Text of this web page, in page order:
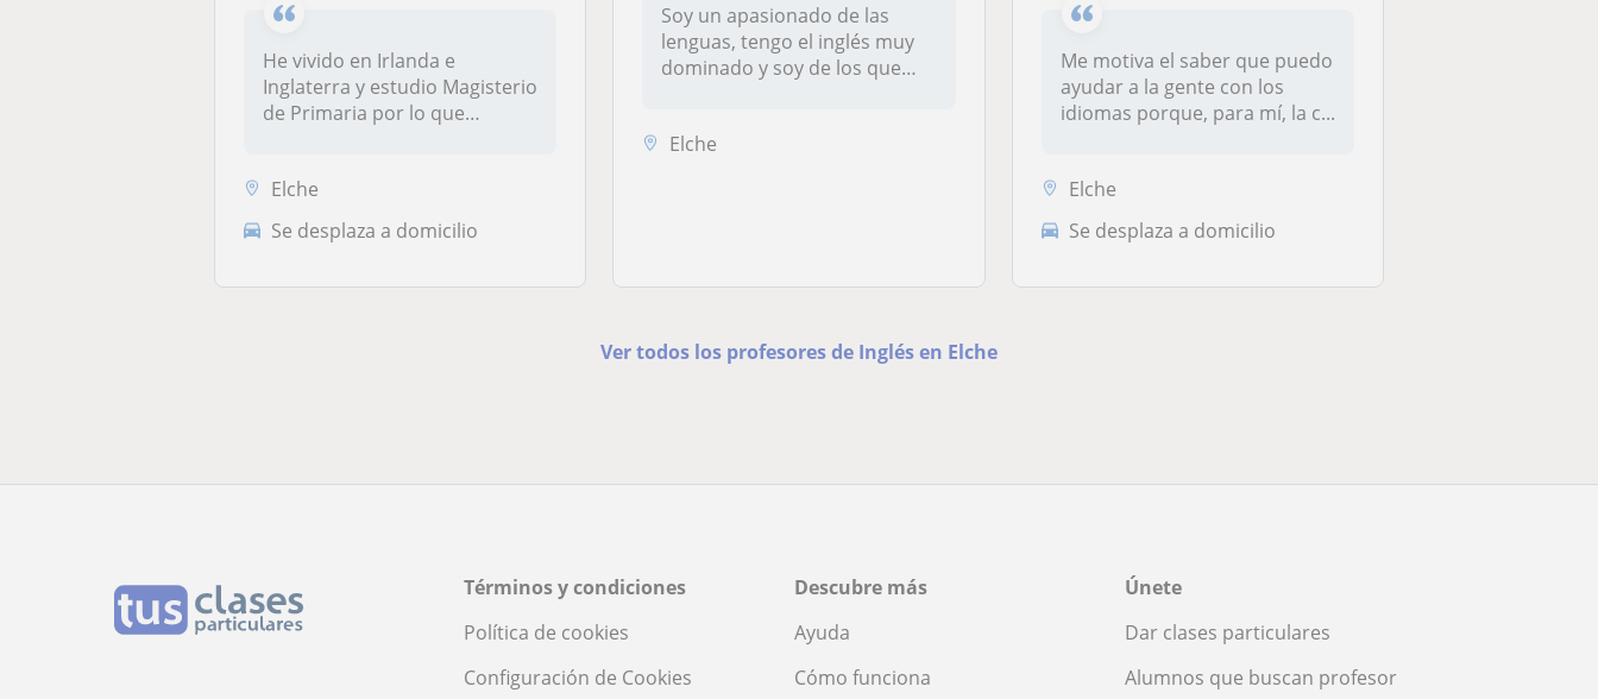
He vivido en Irlanda e
Inglaterra y estudio Magisterio
de Primaria por lo que
Elche
Se desplaza a domicilio
Soy un apasionado de las
lenguas, tengo el inglés muy
dominado y soy de los que
Elche
Me motiva el saber que puedo
ayudar a la gente con los
idiomas porque, para mí, la c...
Elche
Se desplaza a domicilio
Ver todos los profesores de Inglés en Elche
Términos y condiciones
Política de cookies
Configuración de Cookies
Descubre más
Ayuda
Cómo funciona
Únete
Dar clases particulares
Alumnos que buscan profesor